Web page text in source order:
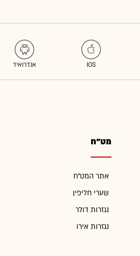
מט"ח
אתר המט"ח
שערי חליפין
נגזרות דולר
נגזרות אירו